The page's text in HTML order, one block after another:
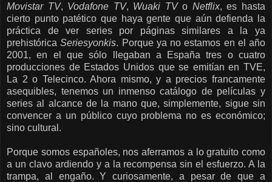
Movistar TV, Vodafone TV, Wuaki TVo Netflix, es hasta
cierto punto patético que haya gente que aún defienda la
práctica de ver series por páginas similares a la ya
prehistóricaSeriesyonkis. Porque ya no estamos en el año
2001, en el que sólo llegaban a España tres o cuatro
producciones de Estados Unidos que se emitían en TVE,
La 2 o Telecinco. Ahora mismo, y a precios francamente
asequibles, tenemos un inmenso catálogo de películas y
series al alcance de la mano que, simplemente, sigue sin
convencer a un público cuyo problema no es económico;
sino cultural.
Porque somos españoles, nos aferramos a lo gratuito como
a un clavo ardiendo y a la recompensa sin el esfuerzo. A la
trampa, al engaño. Y curiosamente, a pesar de que a